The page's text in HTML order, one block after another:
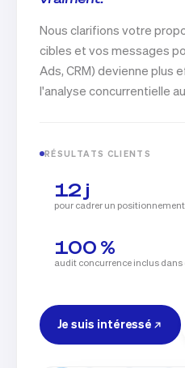
Nous clarifions votre
cibles et vos messages
Ads, CRM) devienne plus
l'analyse concurrentielle
RÉSULTATS CLIENTS
12 j
pour cadrer un
100 %
audit concurrence inclus
Je suis intéressé